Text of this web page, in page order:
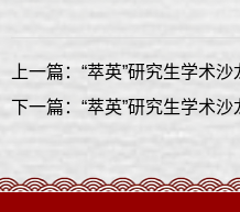
上一篇：“萃英”研究生学术
下一篇：“萃英”研究生学术沙